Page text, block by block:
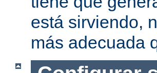
está sirviendo,
más adecuada